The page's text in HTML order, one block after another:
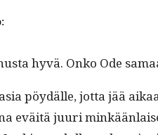
hyvä. Onko Ode
pöy­dälle, jot­ta jää
eväitä juuri